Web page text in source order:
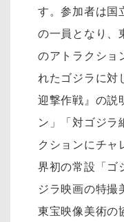
す。参加者は国
の一員となり、
のアトラクショ
れたゴジラに対
迎撃作戦』の説
ン」「対ゴジラ
クションにチャ
界初の常設「ゴ
ジラ映画の特
東宝映像美術の